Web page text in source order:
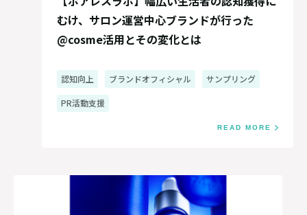
むけ、サロン運営中心ブランドが行った
@cosme活用とその変化とは
認知向上 ブランドオフィシャル サンプリング
PR活動支援
READ MORE